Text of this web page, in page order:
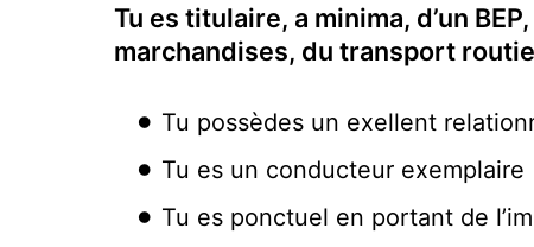
Tu es titulaire, a minima, d’un
marchandises, du transport
Tu possèdes un exellent
Tu es un conducteur exemplaire
Tu es ponctuel en portant de